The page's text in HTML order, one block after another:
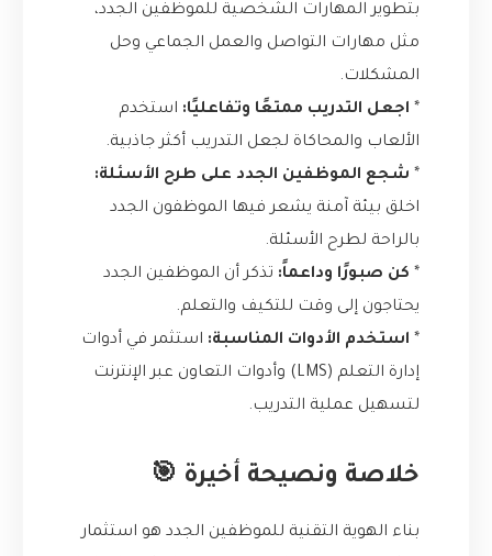
بتطوير المهارات الشخصية للموظفين الجدد،
مثل مهارات التواصل والعمل الجماعي وحل
المشكلات.
* اجعل التدريب ممتعًا وتفاعليًا: استخدم
الألعاب والمحاكاة لجعل التدريب أكثر جاذبية.
* شجع الموظفين الجدد على طرح الأسئلة:
اخلق بيئة آمنة يشعر فيها الموظفون الجدد
بالراحة لطرح الأسئلة.
* كن صبورًا وداعماً: تذكر أن الموظفين الجدد
يحتاجون إلى وقت للتكيف والتعلم.
* استخدم الأدوات المناسبة: استثمر في أدوات
إدارة التعلم (LMS) وأدوات التعاون عبر الإنترنت
لتسهيل عملية التدريب.
خلاصة ونصيحة أخيرة 🎯
بناء الهوية التقنية للموظفين الجدد هو استثمار